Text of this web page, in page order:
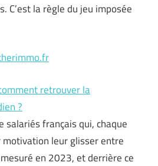
C’est la règle du jeu imposée
retrouver la
?
salariés français qui, chaque
leur glisser entre
mesuré en 2023, et derrière ce